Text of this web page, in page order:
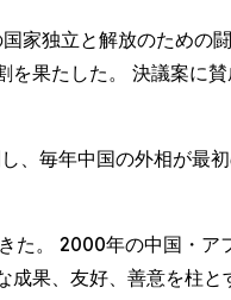
家独立と解放のため
果たした。 決議案に
毎年中国の外相が最
た。 2000年の中国
果、友好、善意を柱